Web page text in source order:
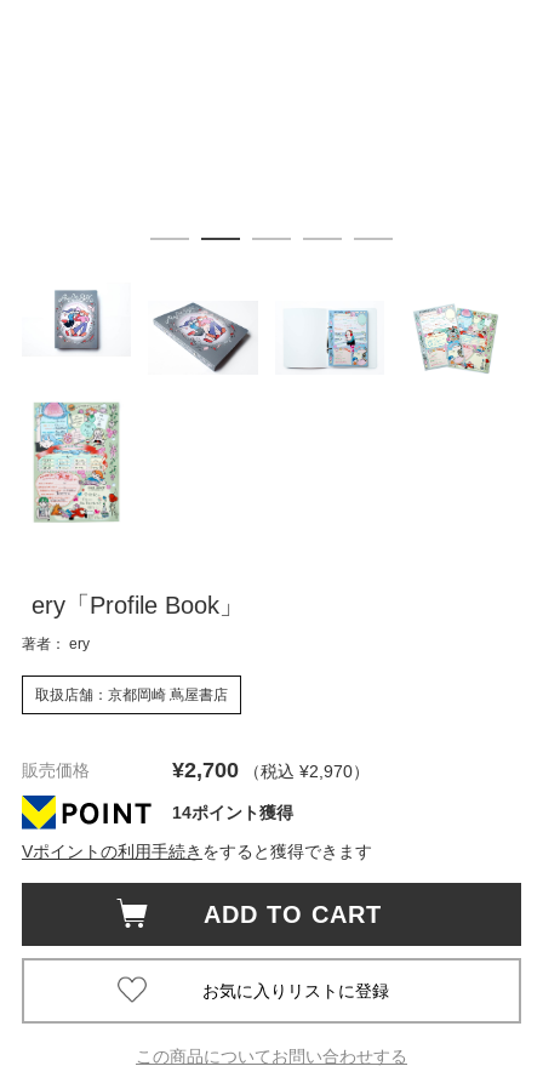
ery「Profile Book」
著者： ery
取扱店舗：京都岡崎 蔦屋書店
販売価格 ¥2,700 （税込 ¥2,970）
14ポイント獲得
Vポイントの利用手続き をすると獲得できます
ADD TO CART
この商品についてお問い合わせする